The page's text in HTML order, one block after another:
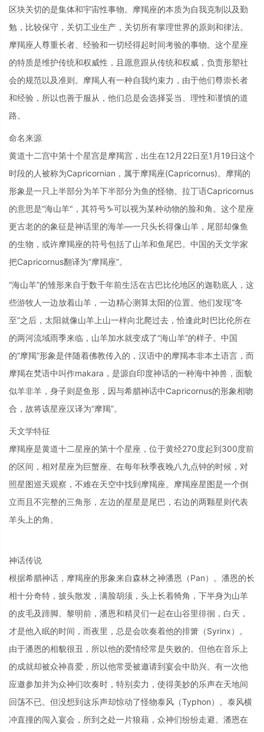
区块关切的是集体和宇宙性事物。摩羯座的本质为自我克制以及勤
勉，比较保守，关切工业生产，关切所有掌理世界的原则和律法。
摩羯座人尊重长者、经验和一切经得起时间考验的事物。这个星座
的特质是维护传统和权威性，且愿意跟从传统和权威，负责形塑社
会的规范以及准则。摩羯人有一种自我约束力，由于他们尊崇长者
和经验，所以也善于服从，他们总是会选择妥当、理性和谨慎的道
路。
命名来源
黄道十二宫中第十个星宫是摩羯宫，出生在12月22日至1月19日这个
时段的人被称为Capricornian，属于摩羯座(Capricornus)。摩羯的
形象是一只上半部分为羊下半部分为鱼的怪物。拉丁语Capricornus
的意思是“海山羊"，其符号♑可以视为某种动物的脸和角。这个星座
更古老的的象征是神话里的海羊—一只头长得像山羊，尾部却像鱼
的生物，或许摩羯座的符号包括了山羊和鱼尾巴。中国的天文学家
把Capricornus翻译为“摩羯座”。
“海山羊”的雏形来自于数千年前生活在古巴比伦地区的迦勒底人，这
些游牧人一边放着山羊，一边精心测算太阳的位置。他们发现“冬
至”之后，太阳就像山羊上山一样向北爬过去，恰逢此时巴比伦所在
的两河流域雨季来临，山羊加水就变成了“海山羊”的样子。中国
的“摩羯”形象是伴随着佛教传入的，汉语中的摩羯本非本土语言，而
摩羯在梵语中叫作makara，是源自印度神话的一种海中神兽，面貌
似羊非羊，身子则是鱼形，因与希腊神话中Capricornus的形象相吻
合，故将该星座汉译为“摩羯”。
天文学特征
摩羯座是黄道十二星座的第十个星座，位于黄经270度起到300度前
的区间，相对星座为巨蟹座。在每年秋季夜晚八九点钟的时候，对
照星图巡天观察，不难在天空中找到摩羯座。摩羯座星图是一个倒
立而且不完整的三角形，左边的星星是尾巴，右边的两颗星则代表
羊头上的角。
神话传说
根据希腊神话，摩羯座的形象来自森林之神潘恩（Pan）。潘恩的长
相十分奇特，披头散发，满脸胡须，头上长着犄角，下半身为山羊
的皮毛及蹄脚。黎明前，潘恩和精灵们一起在山谷里徘徊，白天，
才是他入眠的时间，而夜里，总是会吹奏着他的排箫（Syrinx）。
由于潘恩的相貌很丑，所以他的爱情经常是失败的。但他在音乐上
的成就却被众神喜爱，所以他常受被邀请到宴会中助兴。有一次他
应邀参加并为众神们吹奏时，特别卖力，使得美妙的乐声在天地间
回荡不已。但没想到这乐声却惊动了怪物泰风（Typhon）。泰风横
冲直撞的闯入宴会，所到之处一片狼藉，众神们纷纷走避。潘恩在